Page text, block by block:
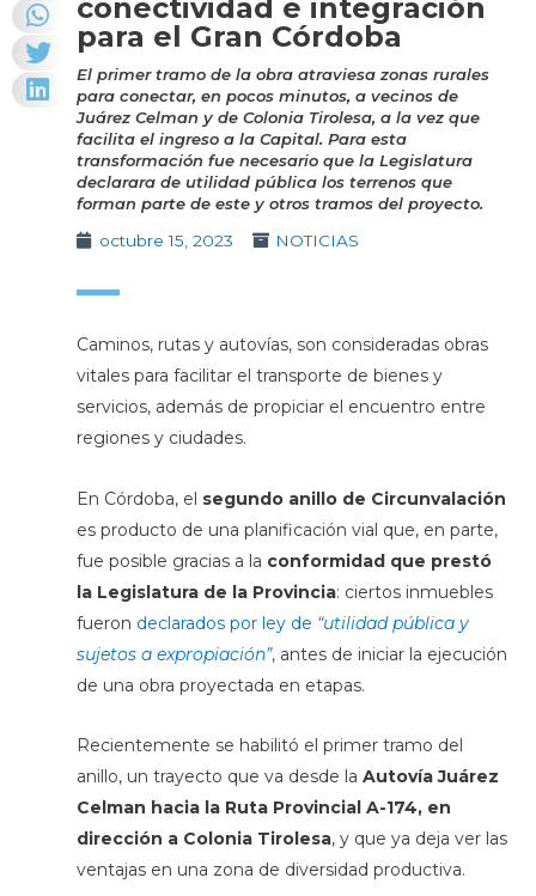
conectividad e integración
para el Gran Córdoba
El primer tramo de la obra atraviesa zonas rurales
para conectar, en pocos minutos, a vecinos de
Juárez Celman y de Colonia Tirolesa, a la vez que
facilita el ingreso a la Capital. Para esta
transformación fue necesario que la Legislatura
declarara de utilidad pública los terrenos que
forman parte de este y otros tramos del proyecto.
octubre 15, 2023
NOTICIAS
Caminos, rutas y autovías, son consideradas obras
vitales para facilitar el transporte de bienes y
servicios, además de propiciar el encuentro entre
regiones y ciudades.
En Córdoba, el segundo anillo de Circunvalación
es producto de una planificación vial que, en parte,
fue posible gracias a la conformidad que prestó
la Legislatura de la Provincia: ciertos inmuebles
fueron declarados por ley de “utilidad pública y
sujetos a expropiación”, antes de iniciar la ejecución
de una obra proyectada en etapas.
Recientemente se habilitó el primer tramo del
anillo, un trayecto que va desde la Autovía Juárez
Celman hacia la Ruta Provincial A-174, en
dirección a Colonia Tirolesa, y que ya deja ver las
ventajas en una zona de diversidad productiva.